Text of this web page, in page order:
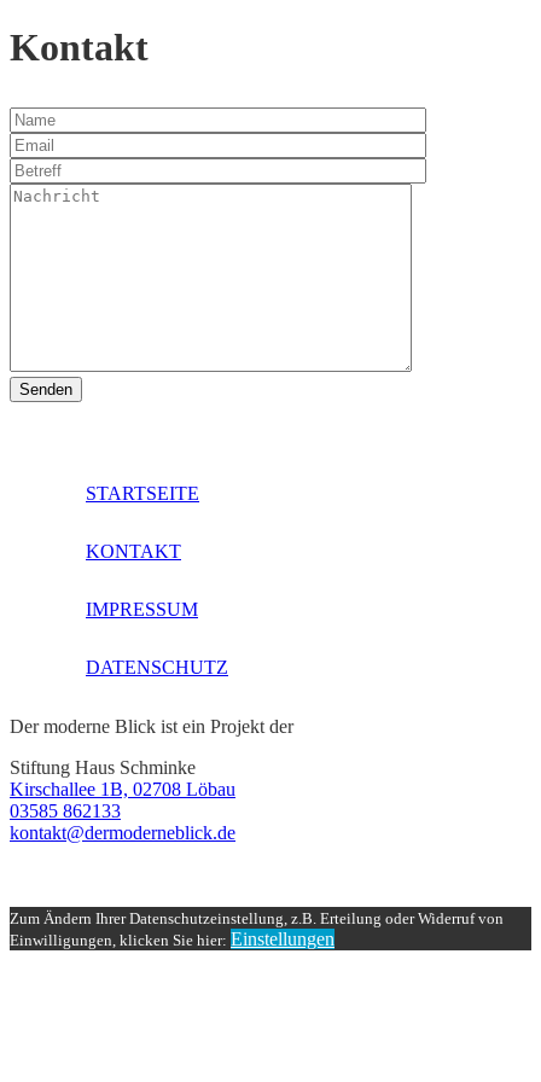
Kontakt
STARTSEITE
KONTAKT
IMPRESSUM
DATENSCHUTZ
Der moderne Blick ist ein Projekt der
Stiftung Haus Schminke
Kirschallee 1B, 02708 Löbau
03585 862133
kontakt@dermoderneblick.de
Zum Ändern Ihrer Datenschutzeinstellung, z.B. Erteilung oder Widerruf von
Einwilligungen, klicken Sie hier: Einstellungen